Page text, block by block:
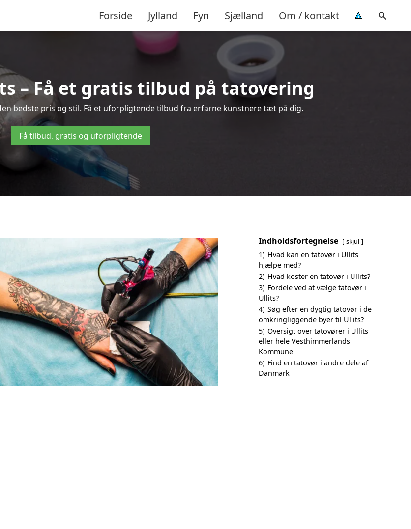
Forside Jylland Fyn Sjælland Om / kontakt
– Få et gratis tilbud på tatovering
bedste pris og stil. Få et uforpligtende tilbud fra erfarne kunstnere tæt på dig.
Få tilbud, gratis og uforpligtende
Indholdsfortegnelse skjul
1) Hvad kan en tatovør i Ullits
hjælpe med?
2) Hvad koster en tatovør i Ullits?
3) Fordele ved at vælge tatovør i
Ullits?
4) Søg efter en dygtig tatovør i de
omkringliggende byer til Ullits?
5) Oversigt over tatovører i Ullits
eller hele Vesthimmerlands
Kommune
6) Find en tatovør i andre dele af
Danmark